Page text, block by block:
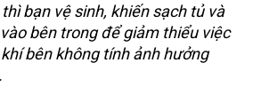
bạn vệ sinh, khiến sạch tủ và
bên trong để giảm thiểu việc
bên không tính ảnh hưởng